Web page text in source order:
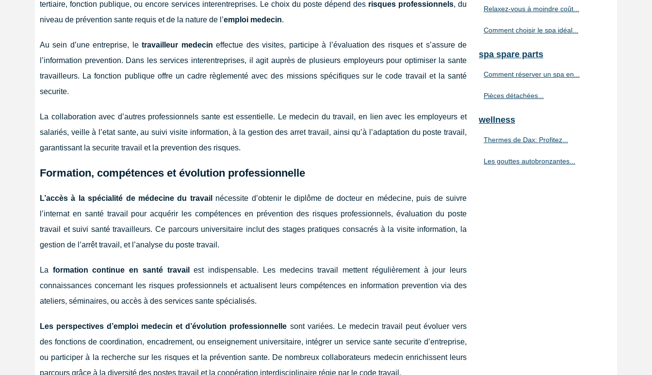
tertiaire, fonction publique, ou encore services interentreprises. Le choix du poste dépend des risques professionnels, du
niveau de prévention sante requis et de la nature de l’emploi medecin.
Au sein d’une entreprise, letravailleur medecin effectue des visites, participe à l’évaluation des risques et s’assure de
l’information prevention. Dans les services interentreprises, il agit auprès de plusieurs employeurs pour optimiser la sante
travailleurs. La fonction publique offre un cadre règlementé avec des missions spécifiques sur le code travail et la santé
securite.
La collaboration avec d’autres professionnels sante est essentielle. Le medecin du travail, en lien avec les employeurs et
salariés, veille à l’etat sante, au suivi visite information, à la gestion des arret travail, ainsi qu’à l’adaptation du poste travail,
garantissant la securite travail et la prevention des risques.
Formation, compétences et évolution professionnelle
L’accès à la spécialité de médecine du travail
nécessite d’obtenir le diplôme de docteur en médecine, puis de suivre
l’internat en santé travail pour acquérir les compétences en prévention des risques professionnels, évaluation du poste
travail et suivi santé travailleurs. Ce parcours universitaire inclut des stages pratiques consacrés à la visite information, la
gestion de l’arrêt travail, et l’analyse du poste travail.
La formation continue en santé travail
est indispensable. Les medecins travail mettent régulièrement à jour leurs
connaissances concernant les risques professionnels et actualisent leurs compétences en information prevention via des
ateliers, séminaires, ou accès à des services sante spécialisés.
Les perspectives d’emploi medecin et d’évolution professionnelle sont variées. Le medecin travail peut évoluer vers
des fonctions de coordination, encadrement, ou enseignement universitaire, intégrer un service sante securite d’entreprise,
ou participer à la recherche sur les risques et la prévention sante. De nombreux collaborateurs medecin enrichissent leurs
parcours grâce à la diversité des postes travail et la coopération interdisciplinaire régie par le code travail.
Relaxez-vous à moindre coût...
Comment choisir le spa idéal...
spa spare parts
Comment réserver un spa en...
Pièces détachées...
wellness
Thermes de Dax: Profitez...
Les gouttes autobronzantes...